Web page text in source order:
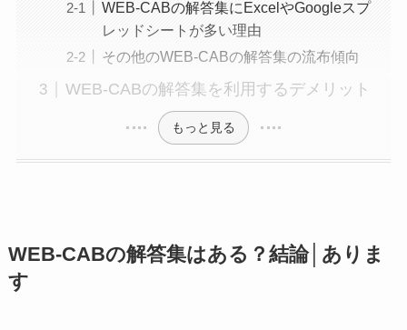
WEB-CABの解答集にExcelやGoogleスプ
レッドシートが多い理由
その他のWEB-CABの解答集の流布傾向
WEB-CABの解答集を利用するデメリット
もっと見る
WEB-CABの解答集はある？結論│ありま
す